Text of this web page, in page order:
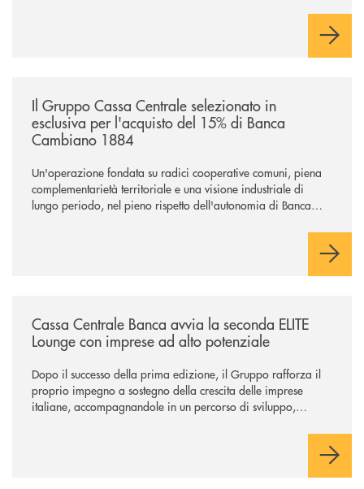
Il Gruppo Cassa Centrale selezionato in
esclusiva per l'acquisto del 15% di Banca
Cambiano 1884
Un'operazione fondata su radici cooperative comuni, piena
complementarietà territoriale e una visione industriale di
lungo periodo, nel pieno rispetto dell'autonomia di Banca
negoziazione esclusiva per la finalizzazione dell’operazione.
Cassa Centrale Banca avvia la seconda ELITE
Lounge con imprese ad alto potenziale
Dopo il successo della prima edizione, il Gruppo rafforza il
proprio impegno a sostegno della crescita delle imprese
italiane, accompagnandole in un percorso di sviluppo,